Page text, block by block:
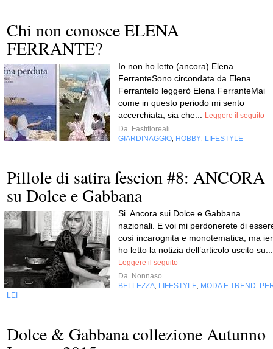
Chi non conosce ELENA
FERRANTE?
Io non ho letto (ancora) Elena
FerranteSono circondata da Elena
FerranteIo leggerò Elena FerranteMai
come in questo periodo mi sento
accerchiata; sia che... Leggere il seguito
Da Fastifloreali
GIARDINAGGIO, HOBBY, LIFESTYLE
Pillole di satira fescion #8: ANCORA
su Dolce e Gabbana
Si. Ancora sui Dolce e Gabbana
nazionali. E voi mi perdonerete di
così incarognita e monotematica, ma
ho letto la notizia dell’articolo uscito su...
Leggere il seguito
Da Nonnaso
BELLEZZA, LIFESTYLE, MODA E TREND,
LEI
Dolce & Gabbana collezione Autunno